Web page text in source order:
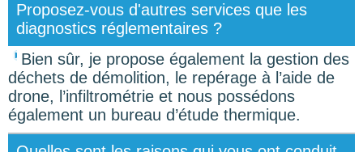
Proposez-vous d'autres services que les
diagnostics réglementaires ?
Bien sûr, je propose également la gestion des
déchets de démolition, le repérage à l’aide de
drone, l’infiltrométrie et nous possédons
également un bureau d’étude thermique.